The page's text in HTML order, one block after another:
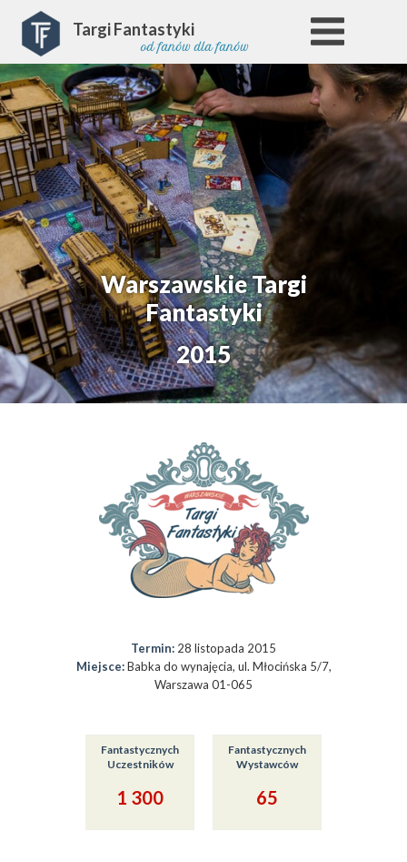
od fanów dla fanów
Targi Fantastyki
Warszawskie Targi
Fantastyki
2015
Termin: 28 listopada 2015
Miejsce:Babka do wynajęcia, ul. Młocińska 5/7,
Warszawa 01-065
Fantastycznych
Uczestników
1 300
Fantastycznych
Wystawców
65